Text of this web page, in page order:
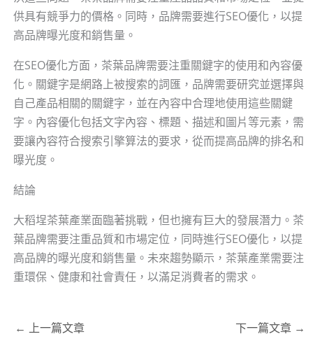
供具有競爭力的價格。同時，品牌需要進行SEO優化，以提
高品牌曝光度和銷售量。
在SEO優化方面，茶葉品牌需要注重關鍵字的使用和內容優
化。關鍵字是網路上被搜索的詞匯，品牌需要研究並選擇與
自己產品相關的關鍵字，並在內容中合理地使用這些關鍵
字。內容優化包括文字內容、標題、描述和圖片等元素，需
要讓內容符合搜索引擎算法的要求，從而提高品牌的排名和
曝光度。
結論
大稻埕茶葉產業面臨著挑戰，但也擁有巨大的發展潛力。茶
葉品牌需要注重品質和市場定位，同時進行SEO優化，以提
高品牌的曝光度和銷售量。未來趨勢顯示，茶葉產業需要注
重環保、健康和社會責任，以滿足消費者的需求。
← 上一篇文章 下一篇文章 →